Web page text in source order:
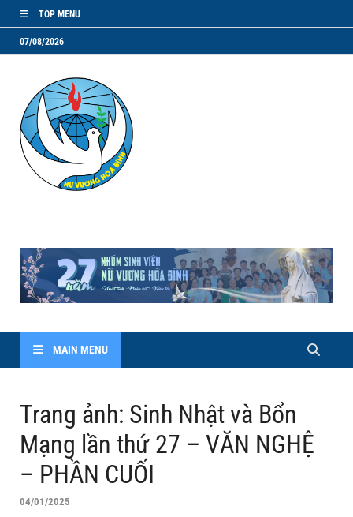
TOP MENU
07/08/2026
MAIN MENU
Trang ảnh: Sinh Nhật và Bổn
Mạng lần thứ 27 – VĂN NGHỆ
– PHẦN CUỐI
04/01/2025